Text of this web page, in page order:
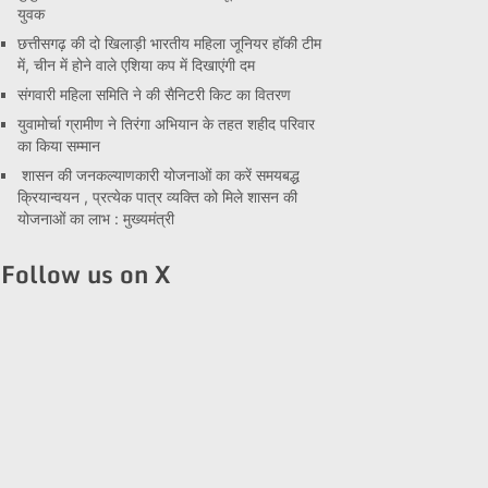
युवक
छत्तीसगढ़ की दो खिलाड़ी भारतीय महिला जूनियर हॉकी टीम
में, चीन में होने वाले एशिया कप में दिखाएंगी दम
संगवारी महिला समिति ने की सैनिटरी किट का वितरण
युवामोर्चा ग्रामीण ने तिरंगा अभियान के तहत शहीद परिवार
का किया सम्मान
शासन की जनकल्याणकारी योजनाओं का करें समयबद्ध
क्रियान्वयन , प्रत्येक पात्र व्यक्ति को मिले शासन की
योजनाओं का लाभ : मुख्यमंत्री
Follow us on X